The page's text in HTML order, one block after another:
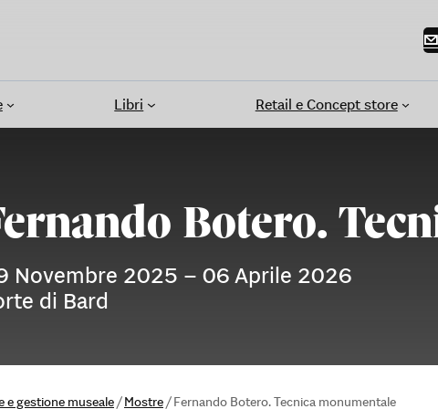
Libri Retail e Concept store
Botero.
Novembre 2025 – 06 Aprile 2026
di Bard
e gestione museale/Mostre/Fernando Botero. Tecnica monumentale